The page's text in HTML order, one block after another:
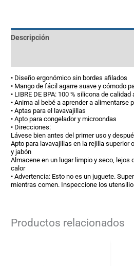
Descripción
• Diseño ergonómico sin bordes afilados
• Mango de fácil agarre suave y cómodo
• LIBRE DE BPA: 100 % silicona de
• Anima al bebé a aprender a alimentarse
• Aptas para el lavavajillas
• Apto para congelador y microondas
• Direcciones:
Lávese bien antes del primer uso y
Apto para lavavajillas en la rejilla superior
y jabón
Almacene en un lugar limpio y seco, lejos
calor
• Advertencia: Esto no es un juguete.
mientras comen. Inspeccione los
Productos relacionados